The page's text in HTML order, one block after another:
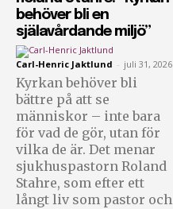
behöver bli en
själavårdande miljö”
Carl-Henric Jaktlund - juli 31, 2026
Kyrkan behöver bli
bättre på att se
människor – inte bara
för vad de gör, utan för
vilka de är. Det menar
sjukhuspastorn Roland
Stahre, som efter ett
långt liv som pastor och